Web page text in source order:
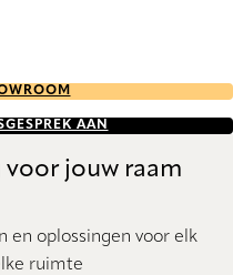
AAN
voor jouw raam
en oplossingen voor elk
ruimte